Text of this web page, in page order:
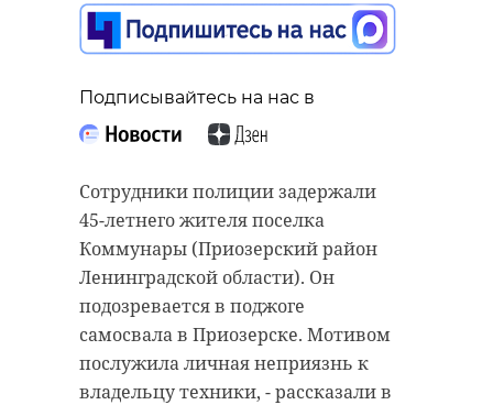
Подписывайтесь на нас в
Сотрудники полиции задержали
45-летнего жителя поселка
Коммунары (Приозерский район
Ленинградской области). Он
подозревается в поджоге
самосвала в Приозерске. Мотивом
послужила личная неприязнь к
владельцу техники, - рассказали в